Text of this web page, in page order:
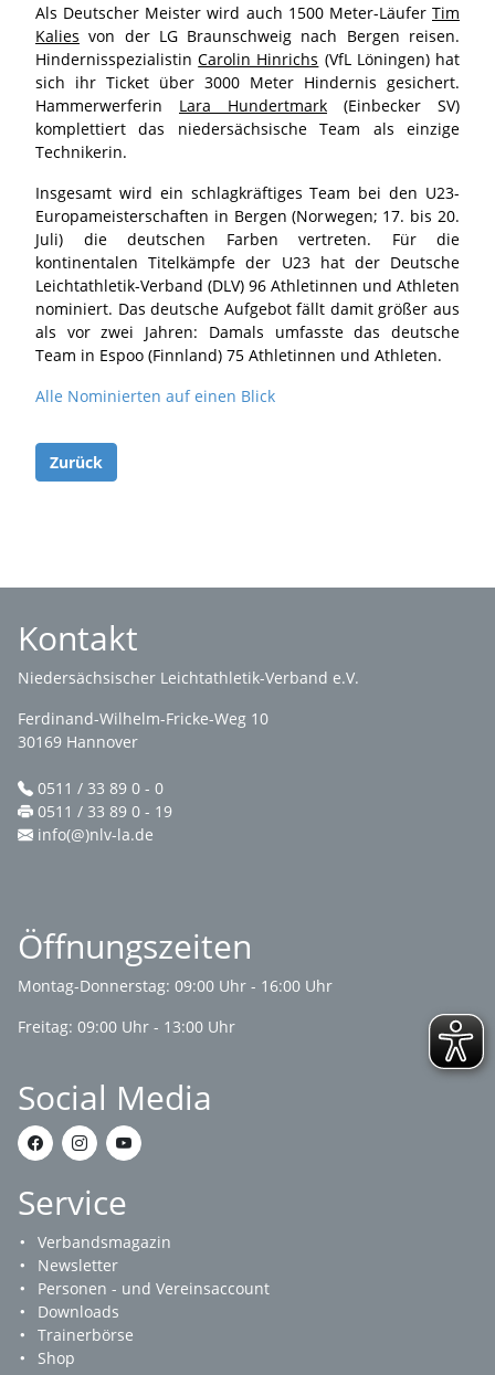
Als Deutscher Meister wird auch 1500 Meter-Läufer Tim
Kalies von der LG Braunschweig nach Bergen reisen.
HindernisspezialistinCarolin Hinrichs (VfL Löningen) hat
sich ihr Ticket über 3000 Meter Hindernis gesichert.
Hammerwerferin Lara Hundertmark (Einbecker SV)
komplettiert das niedersächsische Team als einzige
Technikerin.
Insgesamt wird ein schlagkräftiges Team bei den U23-
Europameisterschaften in Bergen (Norwegen; 17. bis 20.
Juli) die deutschen Farben vertreten. Für die
kontinentalen Titelkämpfe der U23 hat der Deutsche
Leichtathletik-Verband (DLV) 96 Athletinnen und Athleten
nominiert. Das deutsche Aufgebot fällt damit größer aus
als vor zwei Jahren: Damals umfasste das deutsche
Team in Espoo (Finnland) 75 Athletinnen und Athleten.
Alle Nominierten auf einen Blick
Zurück
Kontakt
Niedersächsischer Leichtathletik-Verband e.V.
Ferdinand-Wilhelm-Fricke-Weg 10
30169 Hannover
0511 / 33 89 0 - 0
0511 / 33 89 0 - 19
info(@)nlv-la.de
Öffnungszeiten
Montag-Donnerstag: 09:00 Uhr - 16:00 Uhr
Freitag: 09:00 Uhr - 13:00 Uhr
Social Media
Service
Verbandsmagazin
Newsletter
Personen - und Vereinsaccount
Downloads
Trainerbörse
Shop